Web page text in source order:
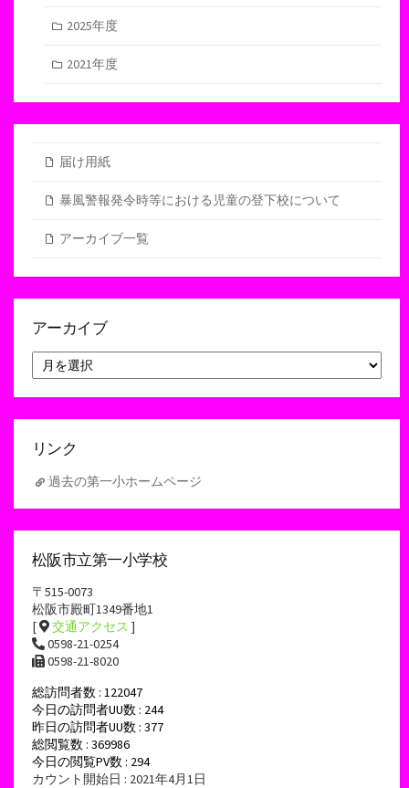
2025年度
2021年度
届け用紙
暴風警報発令時等における児童の登下校について
アーカイブ一覧
アーカイブ
ー
カ
リンク
過去の第一小ホームページ
松阪市立第一小学校
〒515-0073
松阪市殿町1349番地1
[
交通アクセス ]
0598-21-0254
0598-21-8020
総訪問者数 : 122047
今日の訪問者UU数 : 244
昨日の訪問者UU数 : 377
総閲覧数 : 369986
今日の閲覧PV数 : 294
カウント開始日 : 2021年4月1日